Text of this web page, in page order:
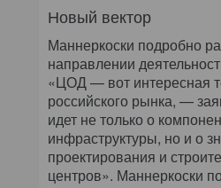
Новый вектор
Маннеркоски подробно
направлении
«ЦОД — вот интересная
российского рынка, —
идет не только о
инфраструктуры, но и о
проектирования и
центров». Маннеркоски